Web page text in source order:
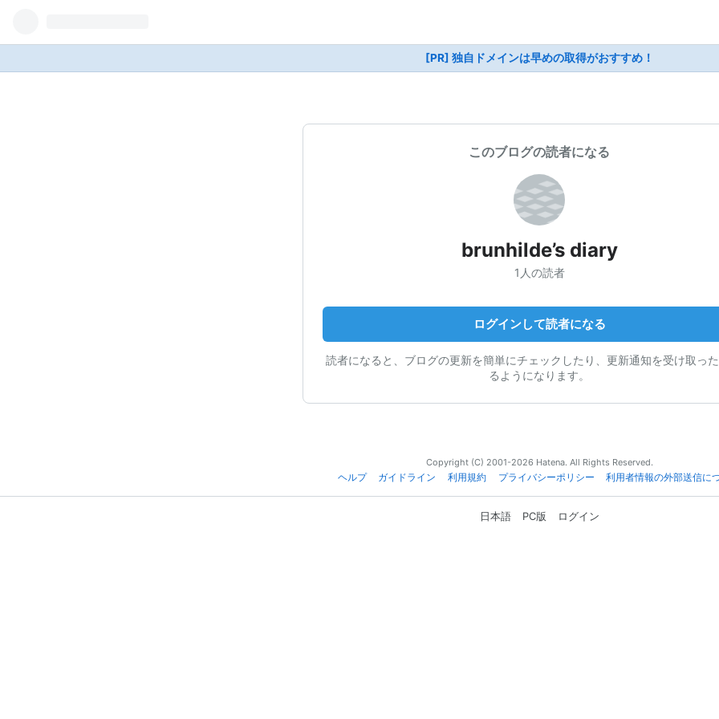
[PR] 独自ドメインは早めの取得がおすすめ！
このブログの読者になる
brunhilde’s diary
1人の読者
ログインして読者になる
読者になると、ブログの更新を簡単にチェックしたり、更新通知を受け取っ
るようになります。
Copyright (C) 2001-2026 Hatena. All Rights Reserved.
ヘルプ
ガイドライン 利用規約 プライバシーポリシー 利用者情報の外部送信に
日本語 PC版 ログイン